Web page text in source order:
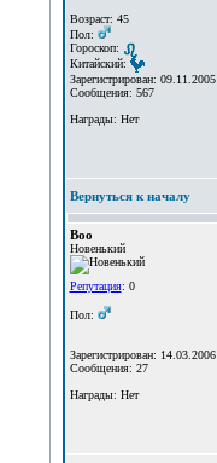
Возраст: 45
Пол:
Гороскоп:
Китайский:
Зарегистрирован: 09.11.2005
Сообщения: 567
Награды: Нет
Вернуться к началу
Boo
Новенький
Репутация: 0
Пол:
Зарегистрирован: 14.03.2006
Сообщения: 27
Награды: Нет